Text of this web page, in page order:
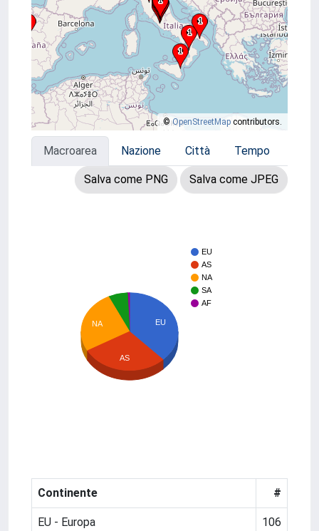
©OpenStreetMap contributors.
Macroarea Nazione Città Tempo
Salva come PNG Salva come JPEG
EU
AS
NA
SA
AF
EU
NA
AS
Continente #
EU - Europa 106